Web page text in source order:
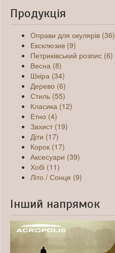
Продукція
Оправи для окулярів (36)
Ексклюзив (9)
Петриківський розпис (6)
Весна (8)
Шкіра (34)
Дерево (6)
Стиль (55)
Класика (12)
Етно (4)
Захист (19)
Діти (17)
Корок (17)
Аксесуари (39)
Хобі (11)
Літо / Сонце (9)
Інший напрямок